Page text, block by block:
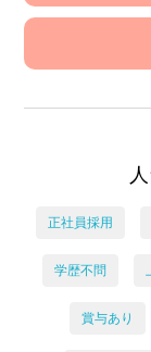
正社員採用
学歴不問
賞与あり